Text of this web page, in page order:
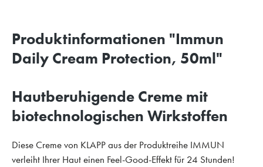
Produktinformationen "Immun
Daily Cream Protection, 50ml"
Hautberuhigende Creme mit
biotechnologischen Wirkstoffen
Diese Creme von KLAPP aus der Produktreihe IMMUN
verleiht Ihrer Haut einen Feel-Good-Effekt für 24 Stunden!